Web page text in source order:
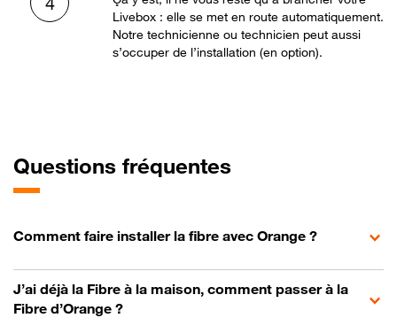
Livebox : elle se met en route automatiquement.
Notre technicienne ou technicien peut aussi
s’occuper de l’installation (en option).
Questions fréquentes
Comment faire installer la fibre avec Orange ?
J’ai déjà la Fibre à la maison, comment passer à la
Fibre d’Orange ?